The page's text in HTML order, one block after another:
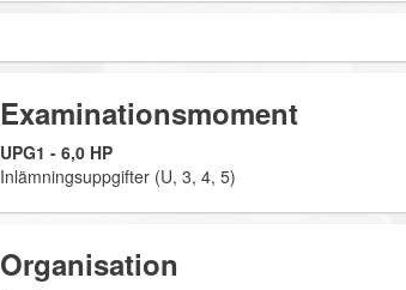
Examinationsmoment
UPG1 - 6,0 HP
Inlämningsuppgifter (U, 3, 4, 5)
Organisation